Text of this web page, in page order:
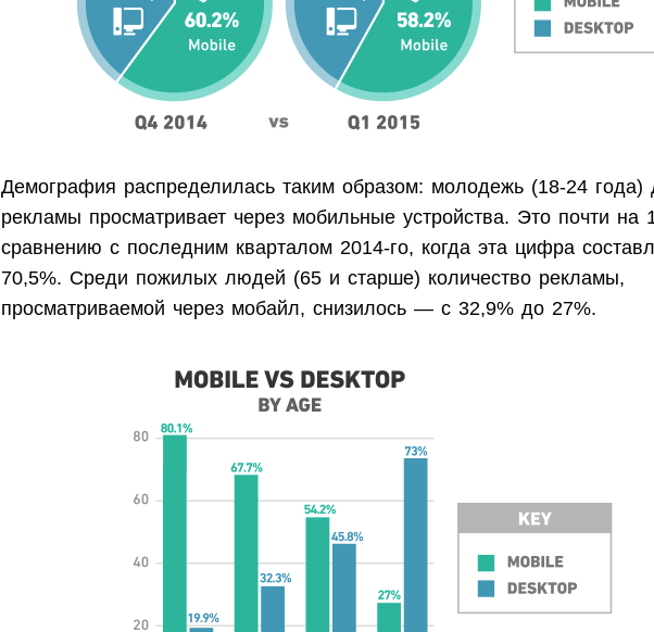
Демография распределилась таким образом: молодежь (18-24 года)
рекламы просматривает через мобильные устройства. Это почти на
сравнению с последним кварталом 2014-го, когда эта цифра
70,5%. Среди пожилых людей (65 и старше) количество рекламы,
просматриваемой через мобайл, снизилось — с 32,9% до 27%.